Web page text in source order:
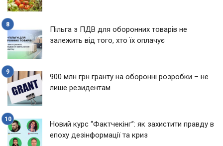
Пільга з ПДВ для оборонних товарів не
залежить від того, хто їх оплачує
900 млн грн гранту на оборонні розробки – не
лише резидентам
Новий курс “Фактчекінг”: як захистити правду в
епоху дезінформації та криз